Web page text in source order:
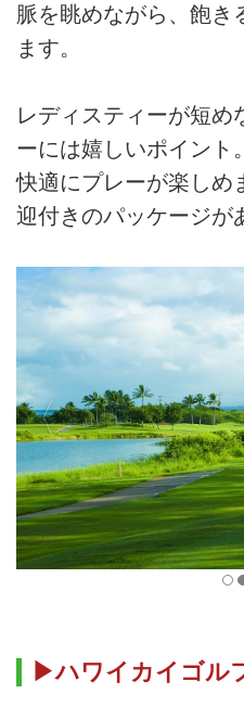
脈を眺めながら、飽き
ます。
レディスティーが短め
ーには嬉しいポイント
快適にプレーが楽しめ
迎付きのパッケージが
▶ハワイカイゴル